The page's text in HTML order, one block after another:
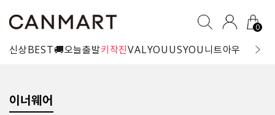
0
신상BEST🚚오늘출발키작진VALYOUUSYOU니트아우터 블라
이너웨어